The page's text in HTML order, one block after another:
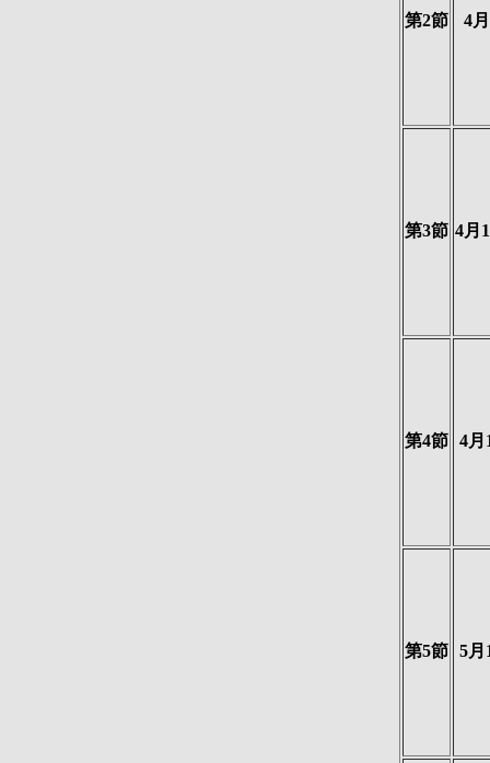
第2節 4
第3節 4月
第4節 4月
第5節 5月